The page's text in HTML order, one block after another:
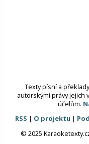
Texty písní a
autorskými právy jejich
účelům.
RSS | O projektu |
© 2025